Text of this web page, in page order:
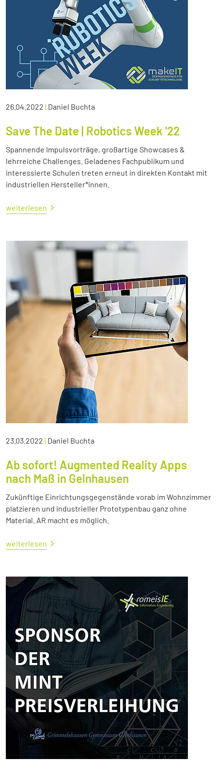
26.04.2022 | Daniel Buchta
Save The Date | Robotics Week '22
Spannende Impulsvorträge, großartige Showcases &
lehrreiche Challenges. Geladenes Fachpublikum und
interessierte Schulen treten erneut in direkten Kontakt mit
industriellen Hersteller*innen.
weiterlesen
23.03.2022 | Daniel Buchta
Ab sofort! Augmented Reality Apps
nach Maß in Gelnhausen
Zukünftige Einrichtungsgegenstände vorab im Wohnzimmer
platzieren und industrieller Prototypenbau ganz ohne
Material. AR macht es möglich.
weiterlesen